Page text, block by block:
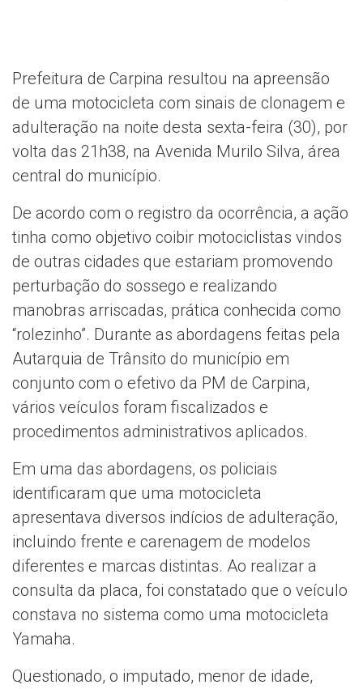
Prefeitura de Carpina resultou na apreensão
de uma motocicleta com sinais de clonagem e
adulteração na noite desta sexta-feira (30), por
volta das 21h38, na Avenida Murilo Silva, área
central do município.
De acordo com o registro da ocorrência, a ação
tinha como objetivo coibir motociclistas vindos
de outras cidades que estariam promovendo
perturbação do sossego e realizando
manobras arriscadas, prática conhecida como
“rolezinho”. Durante as abordagens feitas pela
Autarquia de Trânsito do município em
conjunto com o efetivo da PM de Carpina,
vários veículos foram fiscalizados e
procedimentos administrativos aplicados.
Em uma das abordagens, os policiais
identificaram que uma motocicleta
apresentava diversos indícios de adulteração,
incluindo frente e carenagem de modelos
diferentes e marcas distintas. Ao realizar a
consulta da placa, foi constatado que o veículo
constava no sistema como uma motocicleta
Yamaha.
Questionado, o imputado, menor de idade,